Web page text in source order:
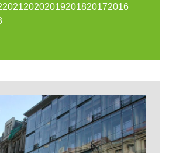
202120202019201820172016